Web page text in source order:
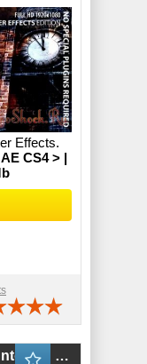
Effects.
CS4 > |
VideoHive - New Year Countdown Clock 2015